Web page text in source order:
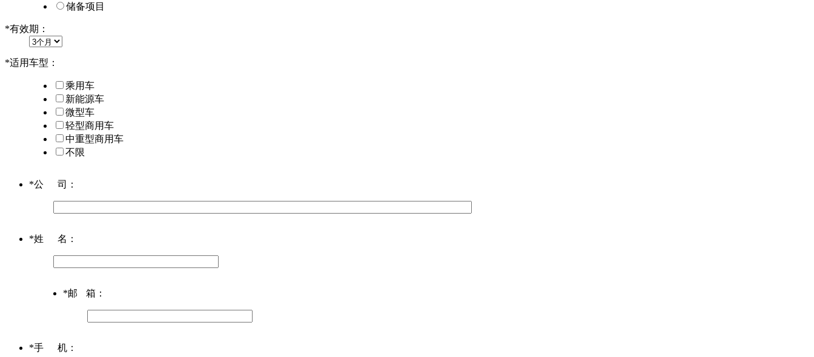
第二代 AION V核心零部件配套供应商一览
储备项目
*有效期：
*适用车型：
乘用车
新能源车
微型车
轻型商用车
中重型商用车
不限
*公司 ：
*姓名 ：
*邮箱 ：
*手机 ：